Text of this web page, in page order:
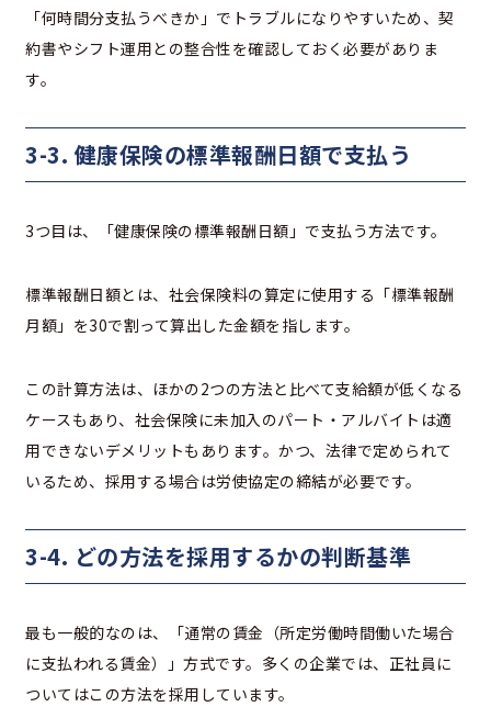
「何時間分支払うべきか」でトラブルになりやすいため、契
約書やシフト運用との整合性を確認しておく必要がありま
す。
3-3. 健康保険の標準報酬日額で支払う
3つ目は、「健康保険の標準報酬日額」で支払う方法です。
標準報酬日額とは、社会保険料の算定に使用する「標準報酬
月額」を30で割って算出した金額を指します。
この計算方法は、ほかの2つの方法と比べて支給額が低くなる
ケースもあり、社会保険に未加入のパート・アルバイトは適
用できないデメリットもあります。かつ、法律で定められて
いるため、採用する場合は労使協定の締結が必要です。
3-4. どの方法を採用するかの判断基準
最も一般的なのは、「通常の賃金（所定労働時間働いた場合
に支払われる賃金）」方式です。多くの企業では、正社員に
ついてはこの方法を採用しています。